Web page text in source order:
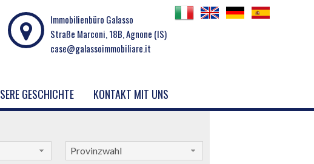
Immobilienbüro Galasso
Straße Marconi, 18B, Agnone (IS)
case@galassoimmobiliare.it
GESCHICHTE KONTAKT MIT UNS
Provinzwahl